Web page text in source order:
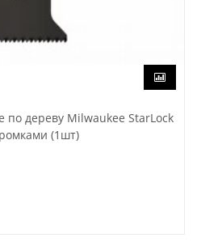
по дереву Milwaukee StarLock
(1шт)